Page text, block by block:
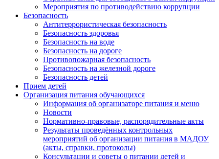
Мероприятия по противодействию коррупции
Безопасность
Антитеррористическая безопасность
Безопасность здоровья
Безопасность на воде
Безопасность на дороге
Противопожарная безопасность
Безопасность на железной дороге
Безопасность детей
Прием детей
Организация питания обучающихся
Информация об организаторе питания и меню
Новости
Нормативно-правовые, распорядительные акты
Результаты проведённых контрольных
мероприятий об организации питания в МАДОУ
(акты, справки, протоколы)
Консультации и советы о питании детей и